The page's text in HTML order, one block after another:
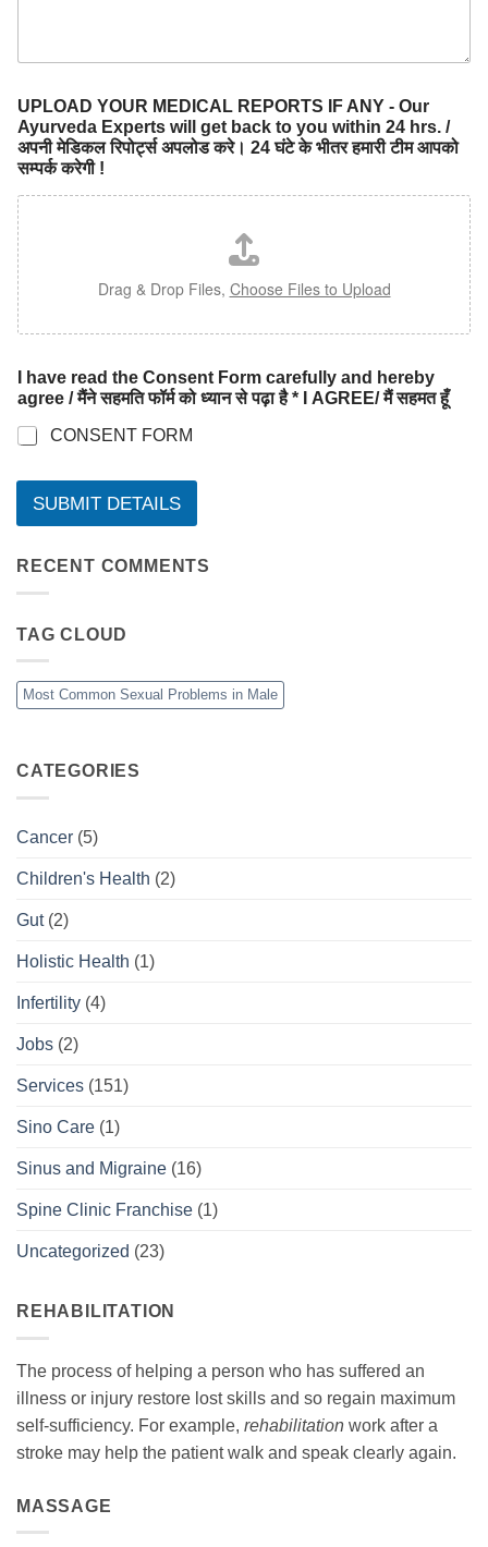
UPLOAD YOUR MEDICAL REPORTS IF ANY - Our
Ayurveda Experts will get back to you within 24 hrs. /
अपनी मेडिकल रिपोर्ट्स अपलोड करे। 24 घंटे के भीतर हमारी टीम आपको
सम्पर्क करेगी !
Drag & Drop Files, Choose Files to Upload
I have read the Consent Form carefully and hereby
agree / मैंने सहमति फॉर्म को ध्यान से पढ़ा है * I AGREE/ मैं सहमत हूँ
CONSENT FORM
SUBMIT DETAILS
RECENT COMMENTS
TAG CLOUD
Most Common Sexual Problems in Male
CATEGORIES
Cancer (5)
Children's Health (2)
Gut(2)
Holistic Health (1)
Infertility (4)
Jobs (2)
Services (151)
Sino Care (1)
Sinus and Migraine (16)
Spine Clinic Franchise (1)
Uncategorized (23)
REHABILITATION
The process of helping a person who has suffered an
illness or injury restore lost skills and so regain maximum
self-sufficiency. For example, rehabilitation work after a
stroke may help the patient walk and speak clearly again.
MASSAGE